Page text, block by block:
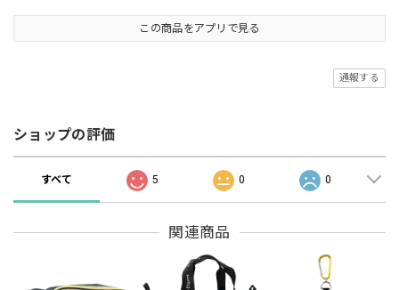
この商品をアプリで見る
通報する
ショップの評価
すべて 5 0 0
関連商品